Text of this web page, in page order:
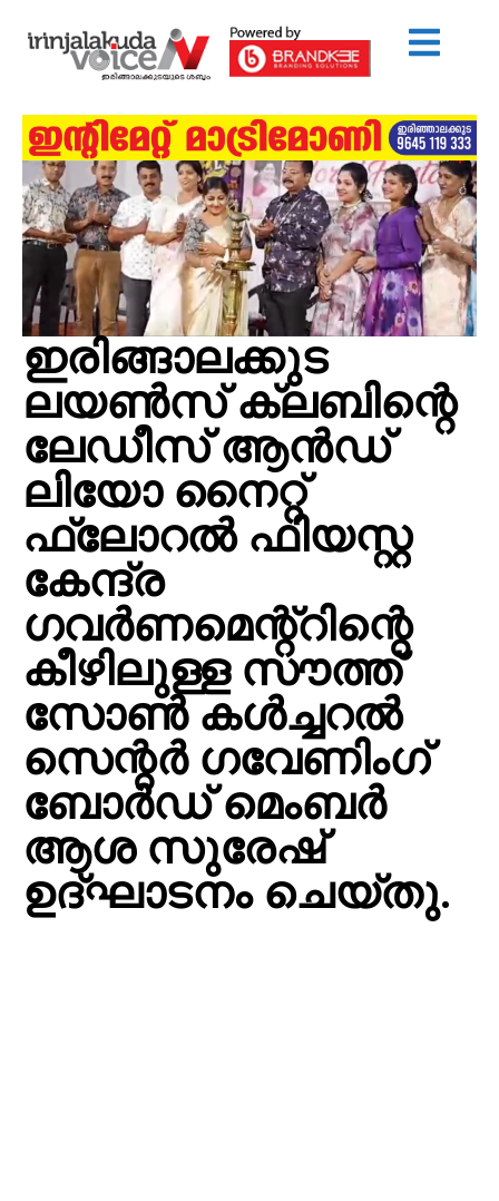
ഇരിങ്ങാലക്കുട
ലയണ്‍സ് ക്ലബിന്റെ
ലേഡീസ് ആന്‍ഡ്
ലിയോ നൈറ്റ്
ഫ്‌ലോറല്‍ ഫിയസ്റ്റ
കേന്ദ്ര
ഗവര്‍ണമെന്റ്റിന്റെ
കീഴിലുള്ള സൗത്ത്
സോണ്‍ കള്‍ച്ചറല്‍
സെന്റര്‍ ഗവേണിംഗ്
ബോര്‍ഡ് മെംബര്‍
ആശ സുരേഷ്
ഉദ്ഘാടനം ചെയ്തു.